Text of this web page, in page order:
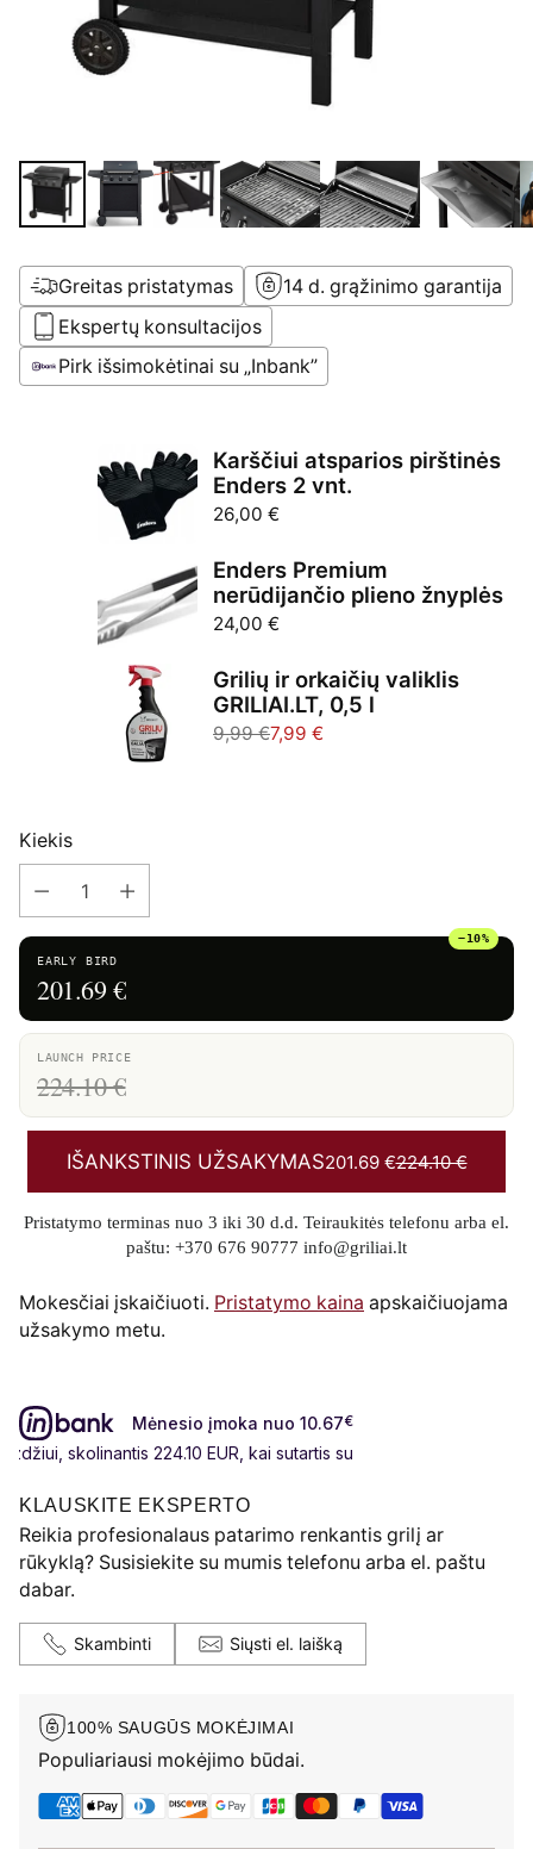
Greitas pristatymas
14 d. grąžinimo garantija
Ekspertų konsultacijos
Pirk išsimokėtinai su „Inbank”
Karščiui atsparios pirštinės
Enders 2 vnt.
26,00 €
Enders Premium
nerūdijančio plieno žnyplės
24,00 €
Grilių ir orkaičių valiklis
GRILIAI.LT, 0,5 l
9,99 €7,99 €
Kiekis
EARLY BIRD
201.69 €
−10%
LAUNCH PRICE
224.10 €
IŠANKSTINIS UŽSAKYMAS201.69 €224.10 €
Pristatymo terminas nuo 3 iki 30 d.d. Teiraukitės telefonu arba el.
paštu: +370 676 90777 info@griliai.lt
Mokesčiai įskaičiuoti. Pristatymo kaina apskaičiuojama
užsakymo metu.
Mėnesio įmoka nuo 10.67€
skolinantis 224.10 EUR, kai sutartis sudaroma 24 mėn.
KLAUSKITE EKSPERTO
Reikia profesionalaus patarimo renkantis grilį ar
rūkyklą? Susisiekite su mumis telefonu arba el. paštu
dabar.
Skambinti Siųsti el. laišką
100% SAUGŪS MOKĖJIMAI
Populiariausi mokėjimo būdai.